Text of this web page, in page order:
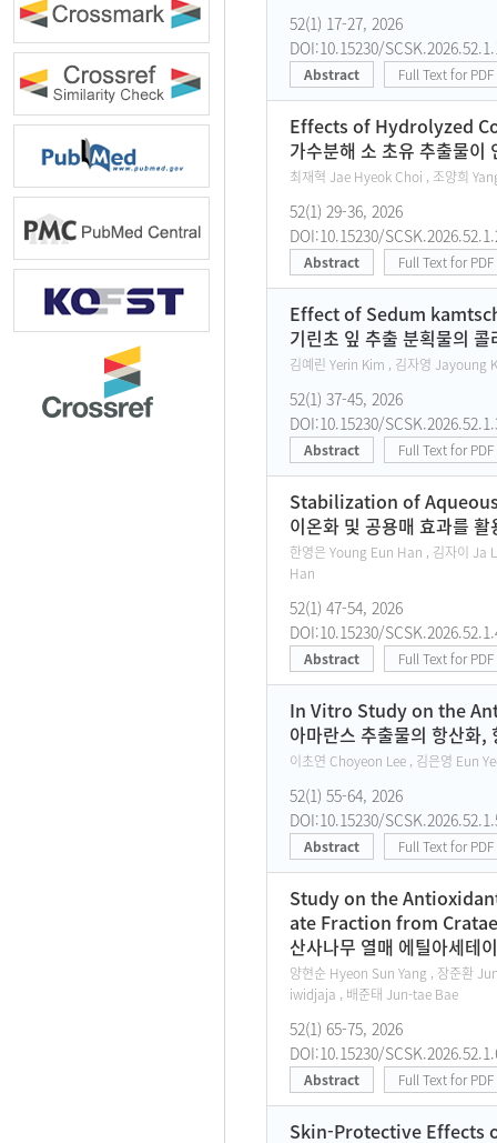
52(1) 17-27, 2026
DOI:10.15230/
Abstract Full Text for PDF
Effects of Hydrolyzed
가수분해 소 초유 추출물이
최재혁 Jae Hyeok Choi , 조양희
52(1) 29-36, 2026
DOI:10.15230/
Abstract Full Text for PDF
Effect of Sedum
기린초 잎 추출 분획물의
김예린 Yerin Kim , 김자영 Jayoung
52(1) 37-45, 2026
DOI:10.15230/
Abstract Full Text for PDF
Stabilization of
이온화 및 공용매 효과를
한영은 Young Eun Han , 김자이 Ja
Han
52(1) 47-54, 2026
DOI:10.15230/
Abstract Full Text for PDF
In Vitro Study on the
아마란스 추출물의 항산화
이초연 Choyeon Lee , 김은영 Eun
52(1) 55-64, 2026
DOI:10.15230/
Abstract Full Text for PDF
Study on the
ate Fraction from
산사나무 열매 에틸아세테
양현순 Hyeon Sun Yang , 장준환
iwidjaja , 배준태 Jun-tae Bae
52(1) 65-75, 2026
DOI:10.15230/
Abstract Full Text for PDF
Skin-Protective Effects